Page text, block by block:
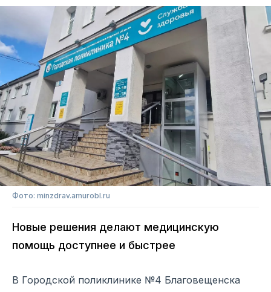
Фото: minzdrav.amurobl.ru
Новые решения делают медицинскую
помощь доступнее и быстрее
В Городской поликлинике №4 Благовещенска